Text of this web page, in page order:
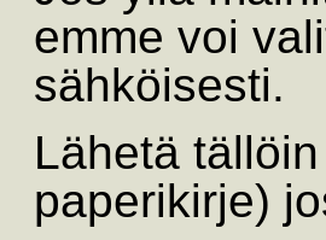
emme voi
sähköisesti.
Lähetä
paperikirje)